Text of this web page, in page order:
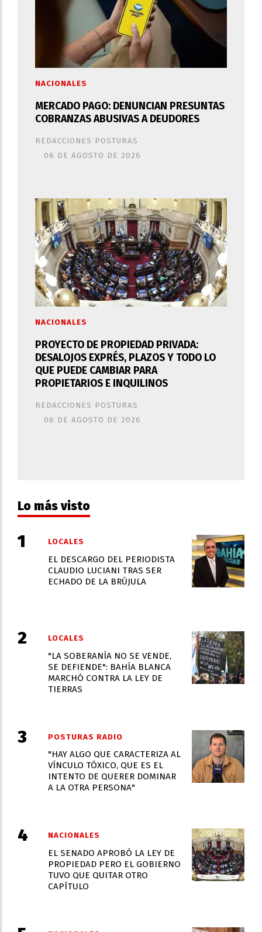
MERCADO PAGO: DENUNCIAN PRESUNTAS
COBRANZAS ABUSIVAS A DEUDORES
REDACCIONES POSTURAS
NACIONALES
06 DE AGOSTO DE 2026
PROYECTO DE PROPIEDAD PRIVADA:
DESALOJOS EXPRÉS, PLAZOS Y TODO LO
QUE PUEDE CAMBIAR PARA
PROPIETARIOS E INQUILINOS
REDACCIONES POSTURAS
NACIONALES
06 DE AGOSTO DE 2026
Lo más visto
EL DESCARGO DEL PERIODISTA
CLAUDIO LUCIANI TRAS SER
ECHADO DE LA BRÚJULA
LOCALES
"LA SOBERANÍA NO SE VENDE,
SE DEFIENDE": BAHÍA BLANCA
MARCHÓ CONTRA LA LEY DE
TIERRAS
LOCALES
"HAY ALGO QUE CARACTERIZA AL
VÍNCULO TÓXICO, QUE ES EL
INTENTO DE QUERER DOMINAR
A LA OTRA PERSONA"
POSTURAS RADIO
EL SENADO APROBÓ LA LEY DE
PROPIEDAD PERO EL GOBIERNO
TUVO QUE QUITAR OTRO
CAPÍTULO
NACIONALES